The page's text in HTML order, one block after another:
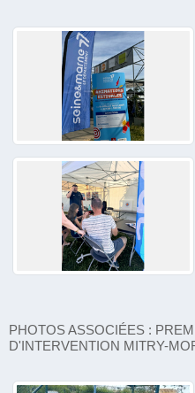
PHOTOS ASSOCIÉES :
D'INTERVENTION MITRY-